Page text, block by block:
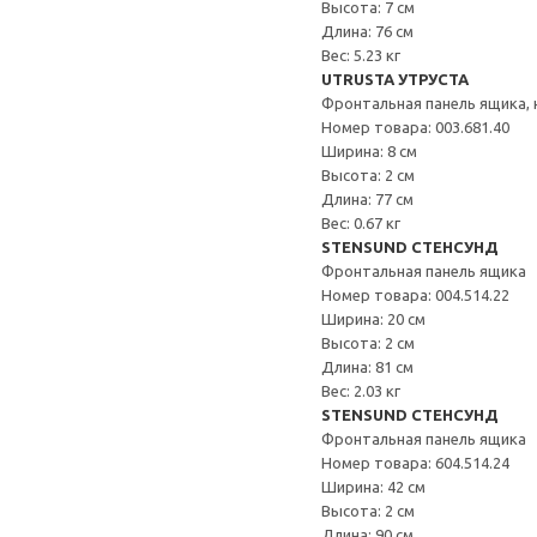
Высота: 7 см
Длина: 76 см
Вес: 5.23 кг
UTRUSTA УТРУСТА
Фронтальная панель ящика,
Номер товара: 003.681.40
Ширина: 8 см
Высота: 2 см
Длина: 77 см
Вес: 0.67 кг
STENSUND СТЕНСУНД
Фронтальная панель ящика
Номер товара: 004.514.22
Ширина: 20 см
Высота: 2 см
Длина: 81 см
Вес: 2.03 кг
STENSUND СТЕНСУНД
Фронтальная панель ящика
Номер товара: 604.514.24
Ширина: 42 см
Высота: 2 см